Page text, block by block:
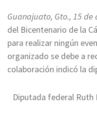
Guanajuato, Gto., 15 de
del Bicentenario de la
para realizar ningún
organizado se debe a
colaboración indicó la
Diputada federal Ruth